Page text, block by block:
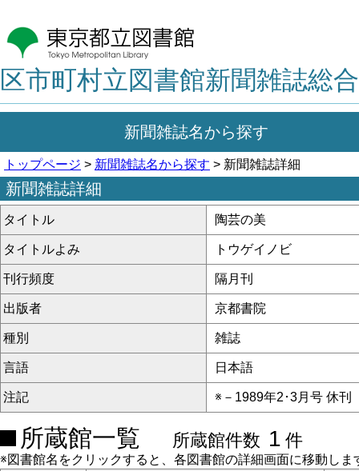
区市町村立図書館新聞雑誌総
新聞雑誌名から探す
トップページ > 新聞雑誌名から探す > 新聞雑誌詳細
新聞雑誌詳細
タイトル 陶芸の美
タイトルよみ トウゲイノビ
刊行頻度 隔月刊
出版者 京都書院
種別 雑誌
言語 日本語
注記 ※－1989年2･3月号 休刊
所蔵館一覧 所蔵館件数 1 件
※図書館名をクリックすると、各図書館の詳細画面に移動しま